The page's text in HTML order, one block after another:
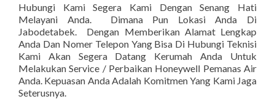
Hubungi Kami Segera Kami Dengan Senang Hati
Melayani Anda. Dimana Pun Lokasi Anda Di
Jabodetabek. Dengan Memberikan Alamat Lengkap
Anda Dan Nomer Telepon Yang Bisa Di Hubungi Teknisi
Kami Akan Segera Datang Kerumah Anda Untuk
Melakukan Service / Perbaikan Honeywell Pemanas Air
Anda. Kepuasan Anda Adalah Komitmen Yang Kami Jaga
Seterusnya.